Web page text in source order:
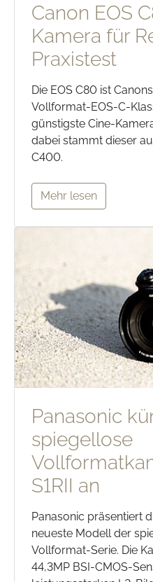
Canon EOS
Kamera für
Praxistest
Die EOS C80 ist
Vollformat-EOS-C-
günstigste Cine-
dabei stammt dieser
C400.
Mehr lesen
Panasonic
spiegellose
S1RII an
Panasonic präsentiert
neueste Modell der
Vollformat-Serie. Die
44,3MP BSI-CMOS-